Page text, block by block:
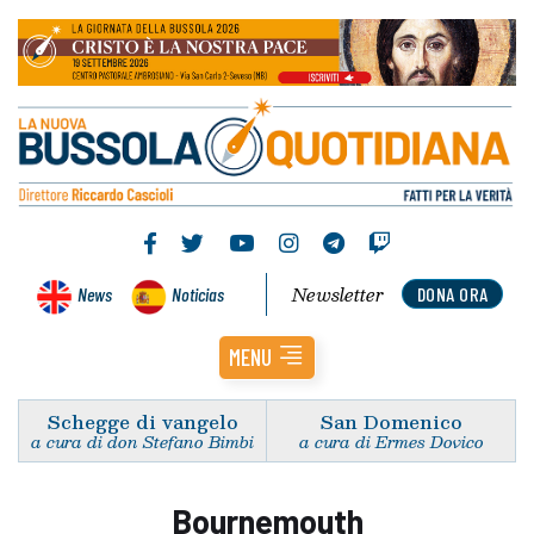
News Noticias DONA ORA
Newsletter
MENU
Schegge di vangelo
a cura di don Stefano Bimbi
San Domenico
a cura di Ermes Dovico
Bournemouth